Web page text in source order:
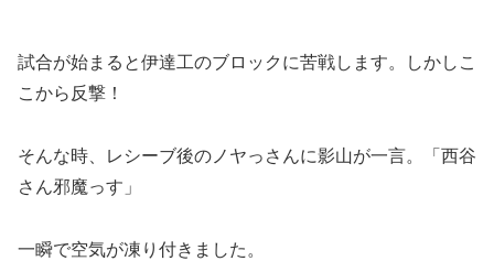
試合が始まると伊達工のブロックに苦戦します。しかしこ
こから反撃！
そんな時、レシーブ後のノヤっさんに影山が一言。「西谷
さん邪魔っす」
一瞬で空気が凍り付きました。